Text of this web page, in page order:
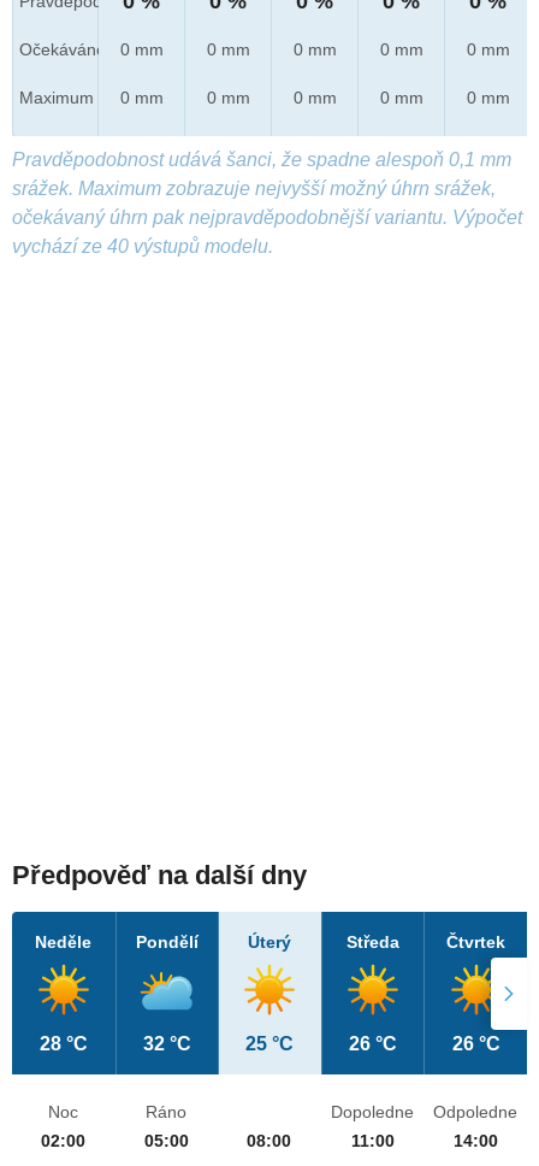
Očekáváno
Maximum
0 mm
0 mm
0 mm
0 mm
0 mm
0 mm
0 mm
0 mm
0 mm
0 mm
Pravděpodobnost udává šanci, že spadne alespoň 0,1 mm
srážek. Maximum zobrazuje nejvyšší možný úhrn srážek,
očekávaný úhrn pak nejpravděpodobnější variantu. Výpočet
vychází ze 40 výstupů modelu.
Předpověď na další dny
Neděle
28 °C
Pondělí
32 °C
Úterý
25 °C
Středa
26 °C
Čtvrtek
26 °C
Noc
02:00
Ráno
05:00
08:00
Dopoledne
11:00
Odpoledne
14:00